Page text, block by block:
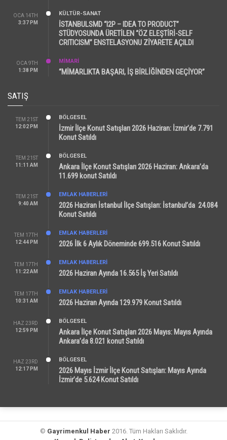
OCA 14TH
3:37 PM
KÜLTÜR-SANAT
İSTANBULSMD “I2P – IDEA TO PRODUCT”
STÜDYOSUNDA ÜRETİLEN “ÖZ ELEŞTİRİ-SELF
CRITICISM” ENSTELASYONU ZİYARETE AÇILDI
OCA 9TH
1:38 PM
MİMARİ
“MİMARLIKTA BAŞARI, İŞ BİRLİĞİNDEN GEÇİYOR”
SATIŞ
TEM 21ST
12:02 PM
BÖLGESEL
İzmir İlçe Konut Satışları 2026 Haziran: İzmir’de 7.791
Konut Satıldı
TEM 21ST
11:11 AM
BÖLGESEL
Ankara İlçe Konut Satışları 2026 Haziran: Ankara’da
11.699 konut Satıldı
TEM 21ST
9:40 AM
EMLAK HABERLERI
2026 Haziran İstanbul İlçe Satışları: İstanbul’da 24.084
Konut Satıldı
TEM 17TH
12:44 PM
EMLAK HABERLERI
2026 İlk 6 Aylık Döneminde 699.516 Konut Satıldı
TEM 17TH
11:22 AM
EMLAK HABERLERI
2026 Haziran Ayında 16.565 İş Yeri Satıldı
TEM 17TH
10:31 AM
EMLAK HABERLERI
2026 Haziran Ayında 129.979 Konut Satıldı
HAZ 23RD
12:59 PM
BÖLGESEL
Ankara İlçe Konut Satışları 2026 Mayıs: Mayıs Ayında
Ankara’da 8.021 konut Satıldı
HAZ 23RD
12:17 PM
BÖLGESEL
2026 Mayıs İzmir İlçe Konut Satışları: Mayıs Ayında
İzmir’de 5.624 Konut Satıldı
© Gayrimenkul Haber 2016. Tüm Hakları Saklıdır.